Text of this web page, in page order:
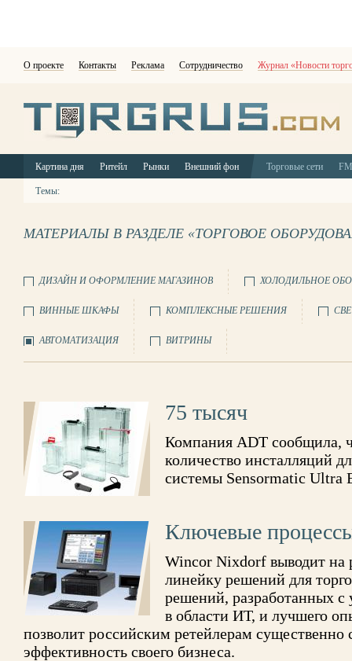
О проекте Контакты Реклама Сотрудничество Журнал «Новости
Картина дня Ритейл Рынки Внешний фон Торговые сети
Темы:
МАТЕРИАЛЫ В РАЗДЕЛЕ «ТОРГОВОЕ
ДИЗАЙН И ОФОРМЛЕНИЕ МАГАЗИНОВ ХОЛОДИЛЬНОЕ
ВИННЫЕ ШКАФЫ КОМПЛЕКСНЫЕ РЕШЕНИЯ
АВТОМАТИЗАЦИЯ ВИТРИНЫ
75 тысяч
Компания ADT сообщила,
количество инсталляций
системы Sensormatic Ultra
Ключевые
Wincor Nixdorf выводит на
линейку решений для
решений, разработанных с
в области ИТ, и лучшего
позволит российским ретейлерам
эффективность своего бизнеса.